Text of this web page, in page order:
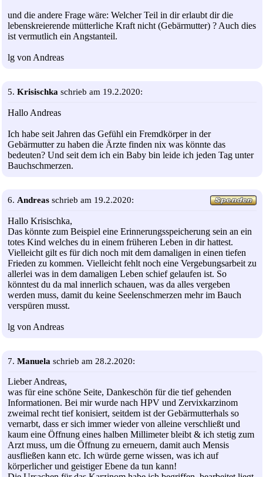
und die andere Frage wäre: Welcher Teil in dir erlaubt dir die
lebenskreierende mütterliche Kraft nicht (Gebärmutter) ? Auch dies
ist vermutlich ein Angstanteil.
lg von Andreas
5. Krisischka schrieb am 19.2.2020:
Hallo Andreas
Ich habe seit Jahren das Gefühl ein Fremdkörper in der
Gebärmutter zu haben die Ärzte finden nix was könnte das
bedeuten? Und seit dem ich ein Baby bin leide ich jeden Tag unter
Bauchschmerzen.
6. Andreas schrieb am 19.2.2020:
Hallo Krisischka,
Das könnte zum Beispiel eine Erinnerungsspeicherung sein an ein
totes Kind welches du in einem früheren Leben in dir hattest.
Vielleicht gilt es für dich noch mit dem damaligen in einen tiefen
Frieden zu kommen. Vielleicht fehlt noch eine Vergebungsarbeit zu
allerlei was in dem damaligen Leben schief gelaufen ist. So
könntest du da mal innerlich schauen, was da alles vergeben
werden muss, damit du keine Seelenschmerzen mehr im Bauch
verspüren musst.
lg von Andreas
7. Manuela schrieb am 28.2.2020:
Lieber Andreas,
was für eine schöne Seite, Dankeschön für die tief gehenden
Informationen. Bei mir wurde nach HPV und Zervixkarzinom
zweimal recht tief konisiert, seitdem ist der Gebärmutterhals so
vernarbt, dass er sich immer wieder von alleine verschließt und
kaum eine Öffnung eines halben Millimeter bleibt & ich stetig zum
Arzt muss, um die Öffnung zu erneuern, damit auch Mensis
ausfließen kann etc. Ich würde gerne wissen, was ich auf
körperlicher und geistiger Ebene da tun kann!